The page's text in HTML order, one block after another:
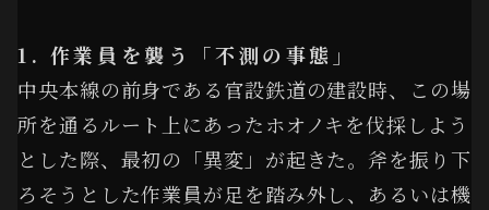
1. 作業員を襲う「不測の事態」
中央本線の前身である官設鉄道の建設時、この場
所を通るルート上にあったホオノキを伐採しよう
とした際、最初の「異変」が起きた。斧を振り下
ろそうとした作業員が足を踏み外し、あるいは機